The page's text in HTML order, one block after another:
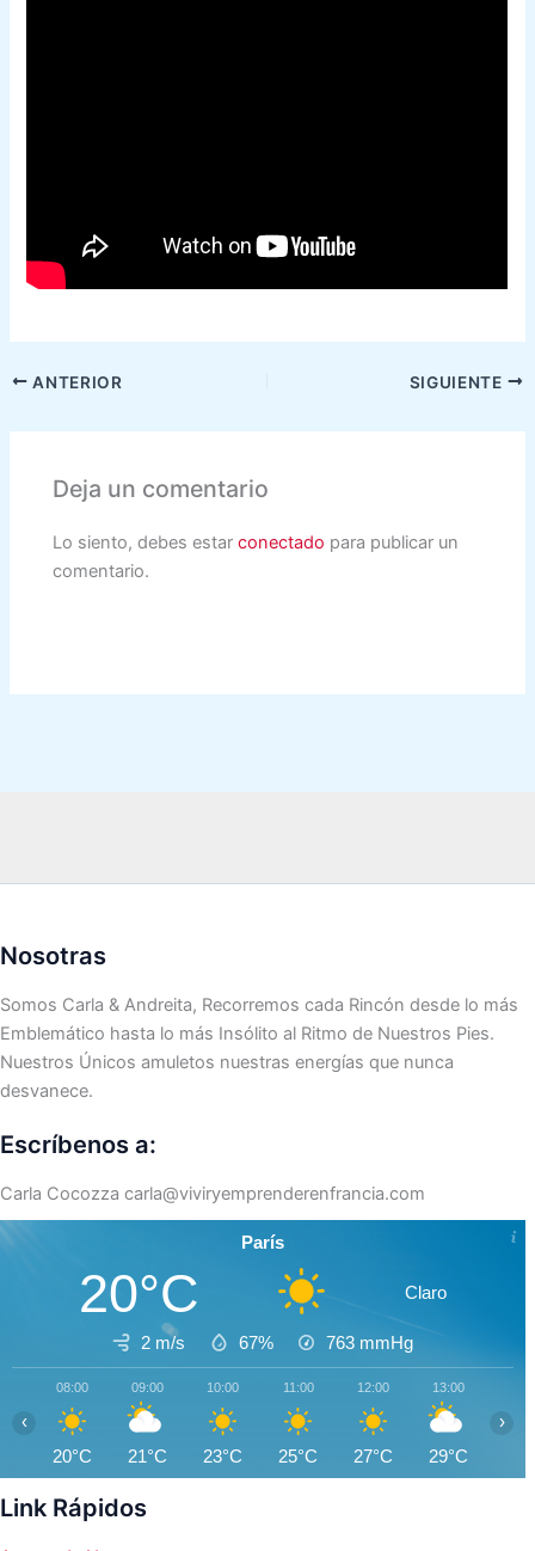
ANTERIOR SIGUIENTE
Deja un comentario
Lo siento, debes estarconectado para publicar un
comentario.
Nosotras
Somos Carla & Andreita, Recorremos cada Rincón desde lo más
Emblemático hasta lo más Insólito al Ritmo de Nuestros Pies.
Nuestros Únicos amuletos nuestras energías que nunca
desvanece.
Escríbenos a:
Carla Cocozza carla@viviryemprenderenfrancia.com
París
20°C Claro
2 m/s 67% 763 mmHg
08:00
20°C
09:00
21°C
10:00
23°C
11:00
25°C
12:00
27°C
13:00
29°C
‹ ›
Link Rápidos